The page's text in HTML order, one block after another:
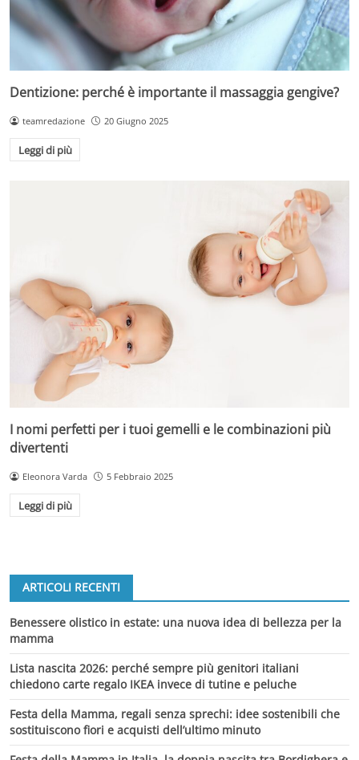
Dentizione: perché è importante il massaggia gengive?
teamredazione 20 Giugno 2025
Leggi di più
I nomi perfetti per i tuoi gemelli e le combinazioni più
divertenti
Eleonora Varda 5 Febbraio 2025
Leggi di più
ARTICOLI RECENTI
Benessere olistico in estate: una nuova idea di bellezza per la
mamma
Lista nascita 2026: perché sempre più genitori italiani
chiedono carte regalo IKEA invece di tutine e peluche
Festa della Mamma, regali senza sprechi: idee sostenibili che
sostituiscono fiori e acquisti dell’ultimo minuto